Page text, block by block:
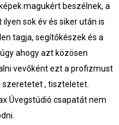
magukért beszélnek, a
sok év és siker után is
tagja, segítőkészek és a
ahogy azt közösen
vevőként ezt a profizmust
szeretetet , tiszteletet.
Üvegstúdió csapatát nem